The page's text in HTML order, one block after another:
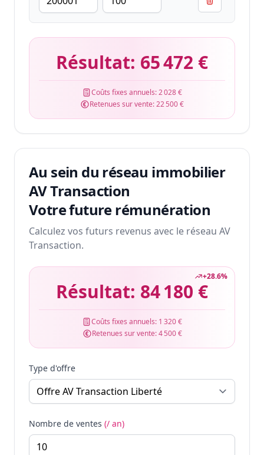
Résultat: 65 472 €
Coûts fixes annuels:2 028 €
Retenues sur vente:22 500 €
Au sein du réseau immobilier
AV Transaction
Votre future rémunération
Calculez vos futurs revenus avec le réseau AV
Transaction.
+28.6%
Résultat: 84 180 €
Coûts fixes annuels: 1 320 €
Retenues sur vente:4 500 €
Type d'offre
Nombre de ventes (/ an)